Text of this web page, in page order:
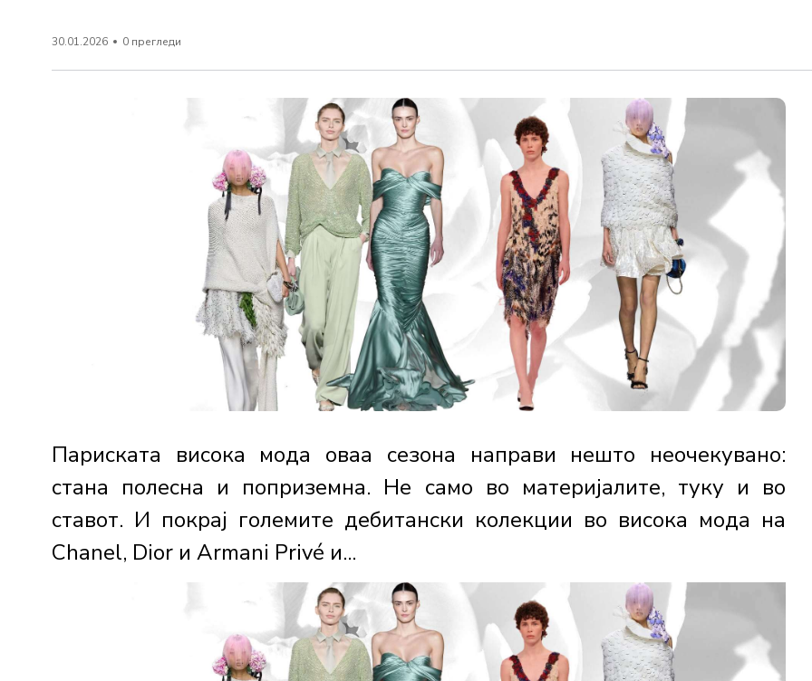
30.01.2026 0 прегледи
Париската висока мода оваа сезона направи нешто неочекувано:
стана полесна и поприземна. Не само во материјалите, туку и во
ставот. И покрај големите дебитански колекции во висока мода на
Chanel, Dior и Armani Privé и...